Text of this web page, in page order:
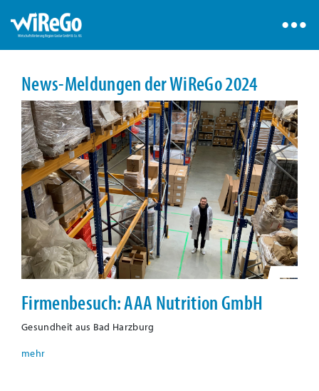
News-Meldungen der WiReGo 2024
Firmenbesuch: AAA Nutrition GmbH
Gesundheit aus Bad Harzburg